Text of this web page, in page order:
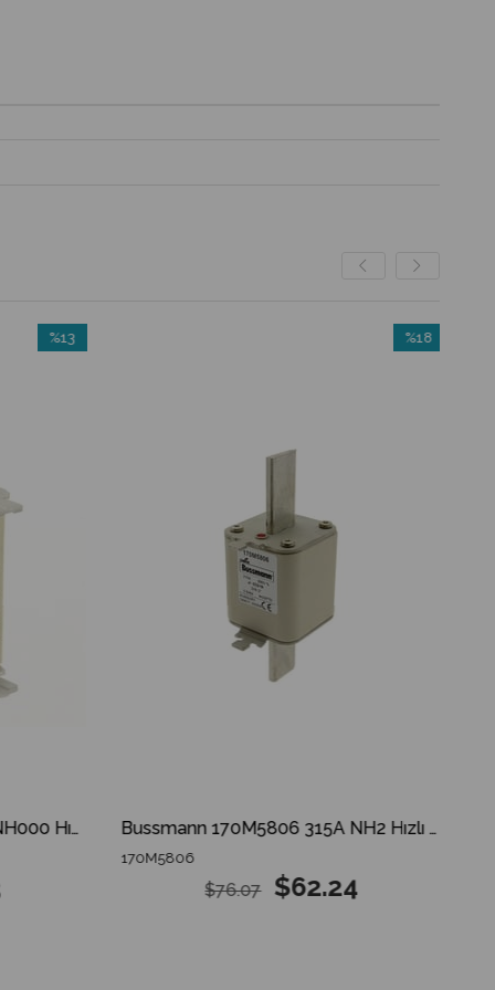
Bussmann 170M1568 125A NH000 Hızlı Bıçaklı Sigorta
%13
Bussmann 170M5806 315A NH2 Hızlı Bıçaklı Sigorta
170M5806
$62.24
$76.07
%18